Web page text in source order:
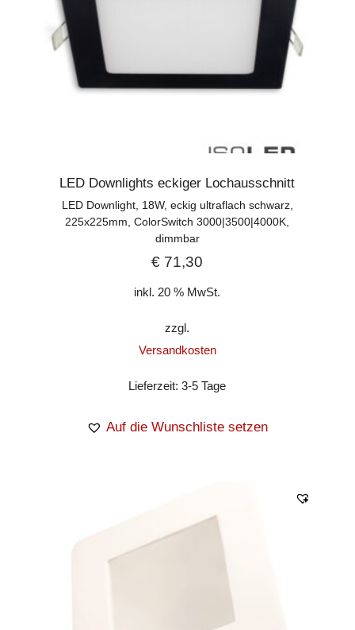
LED Downlights eckiger Lochausschnitt
LED Downlight, 18W, eckig ultraflach schwarz,
225x225mm, ColorSwitch 3000|3500|4000K,
dimmbar
€ 71,30
inkl. 20 % MwSt.
zzgl.
Versandkosten
Lieferzeit:3-5 Tage
Auf die Wunschliste setzen